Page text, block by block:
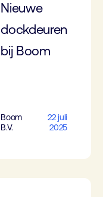
Nieuwe
dockdeuren
bij Boom
Boom
B.V.
22 juli
2025